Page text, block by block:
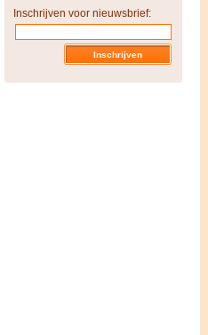
Inschrijven voor nieuwsbrief: